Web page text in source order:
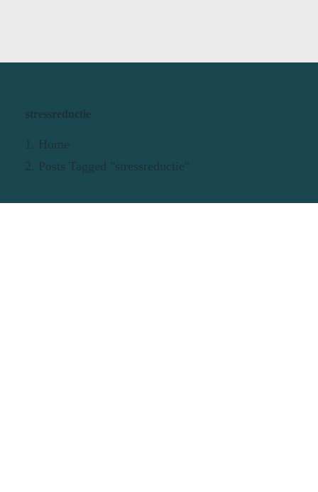
stressreductie
Home
Posts Tagged "stressreductie"